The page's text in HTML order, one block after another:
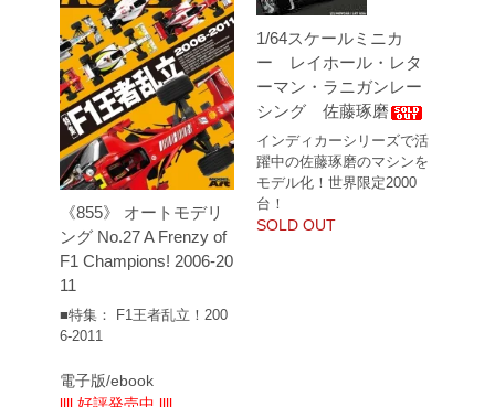
《855》 オートモデリ
ング No.27 A Frenzy of
F1 Champions! 2006-20
11
■特集： F1王者乱立！200
6-2011
電子版/ebook
1/64スケールミニカ
ー レイホール・レタ
ーマン・ラニガンレー
シング 佐藤琢磨
インディカーシリーズで活
躍中の佐藤琢磨のマシンを
モデル化！世界限定2000
台！
SOLD OUT